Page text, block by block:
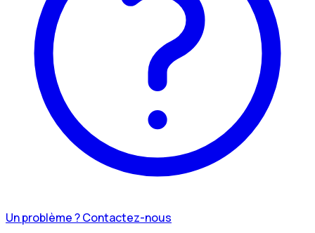
Un problème ? Contactez-nous